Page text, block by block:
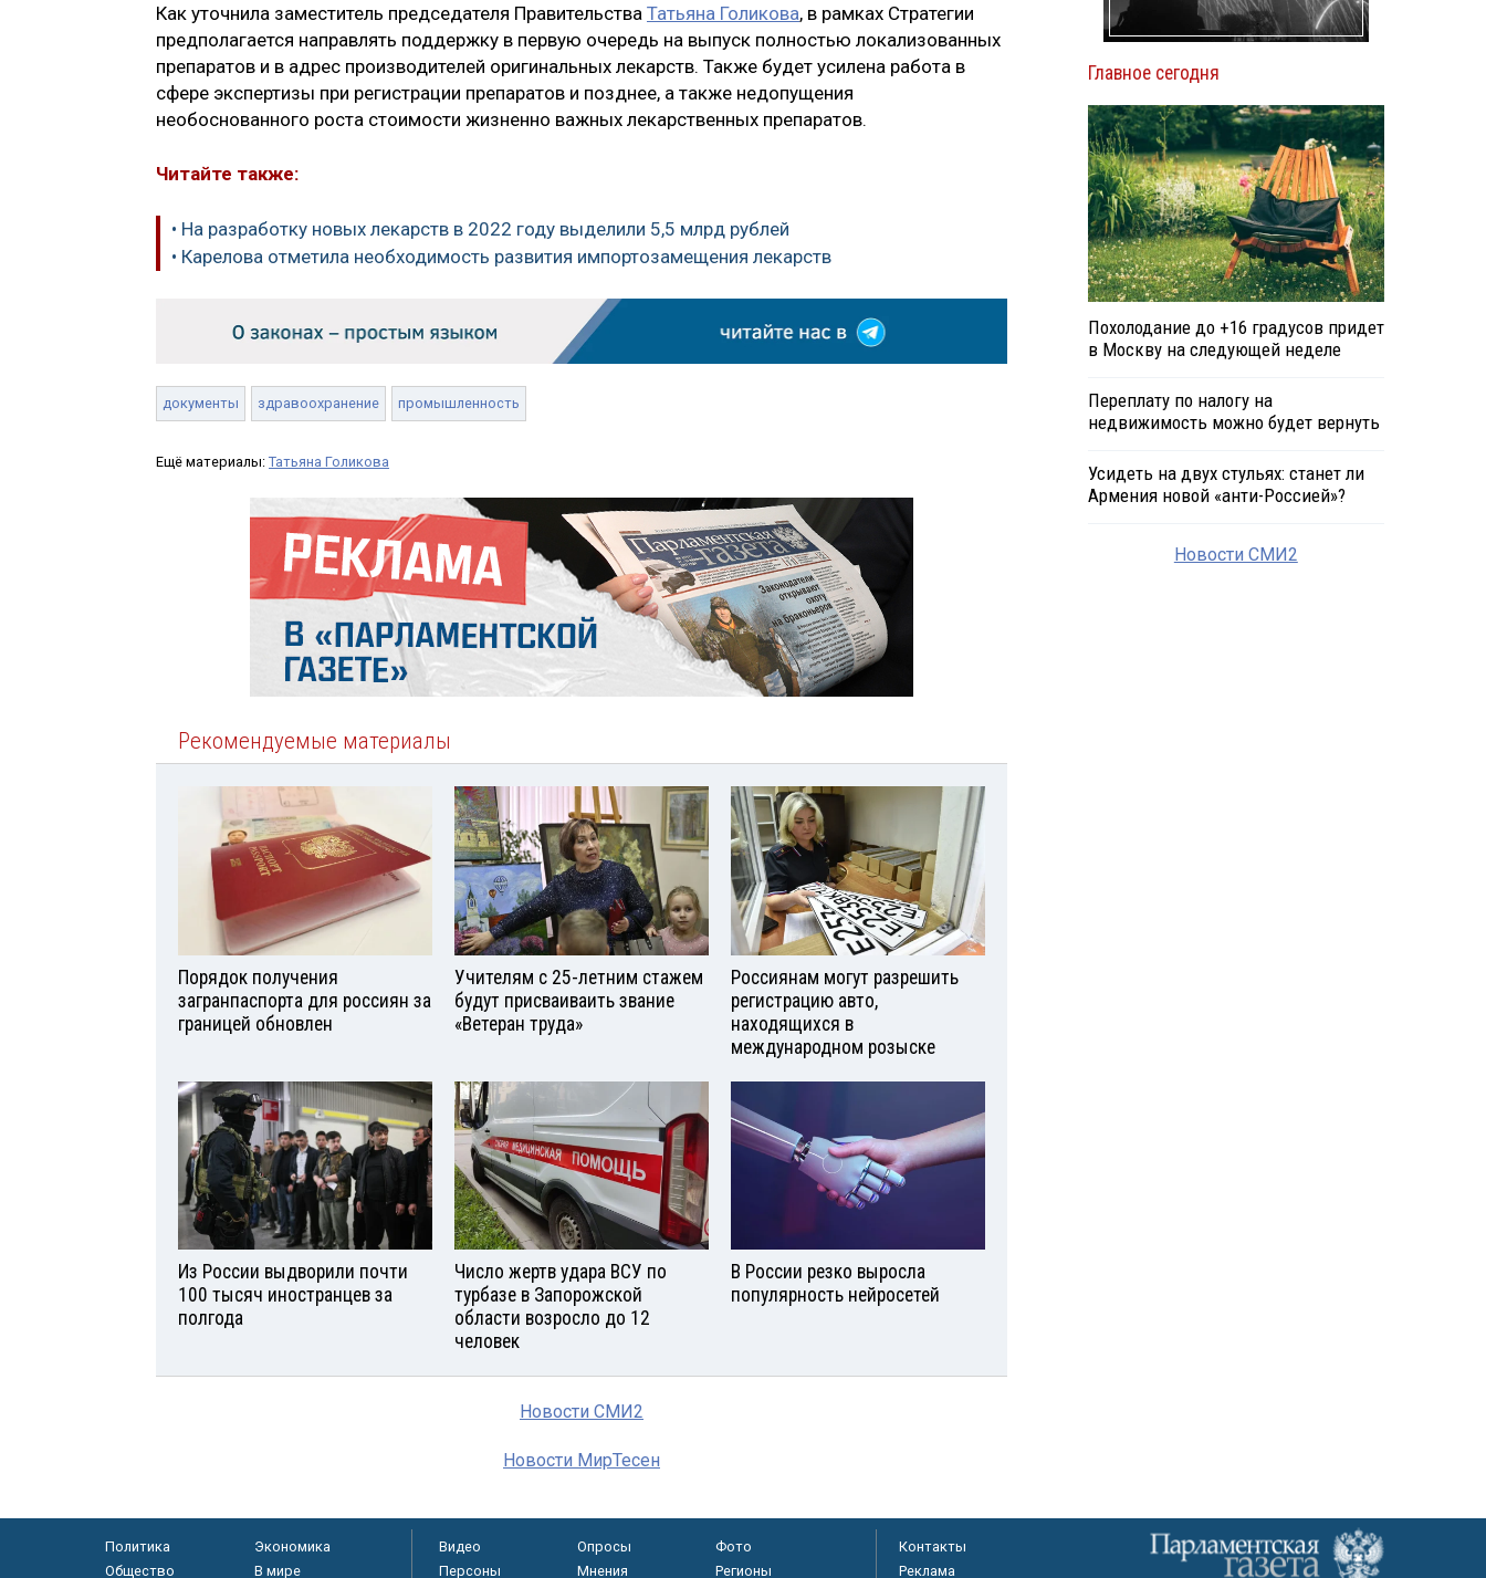
Как уточнила заместитель председателя Правительства Татьяна Голикова, в рамках Стратегии
предполагается направлять поддержку в первую очередь на выпуск полностью локализованных
препаратов и в адрес производителей оригинальных лекарств. Также будет усилена работа в
сфере экспертизы при регистрации препаратов и позднее, а также недопущения
необоснованного роста стоимости жизненно важных лекарственных препаратов.
Читайте также:
• На разработку новых лекарств в 2022 году выделили 5,5 млрд рублей
• Карелова отметила необходимость развития импортозамещения лекарств
документы здравоохранение промышленность
Ещё материалы: Татьяна Голикова
Рекомендуемые материалы
Порядок получения
загранпаспорта для россиян за
границей обновлен
Учителям с 25-летним стажем
будут присваиваить звание
«Ветеран труда»
Россиянам могут разрешить
регистрацию авто,
находящихся в
международном розыске
Из России выдворили почти
100 тысяч иностранцев за
полгода
Число жертв удара ВСУ по
турбазе в Запорожской
области возросло до 12
человек
В России резко выросла
популярность нейросетей
Новости СМИ2
Новости МирТесен
Главное сегодня
Похолодание до +16 градусов придет
в Москву на следующей неделе
Переплату по налогу на
недвижимость можно будет вернуть
Усидеть на двух стульях: станет ли
Армения новой «анти-Россией»?
Новости СМИ2
Политика
Экономика
Общество
В мире
Видео Опросы
Фото
Персоны
Мнения Регионы
Контакты
Реклама